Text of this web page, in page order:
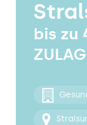
Kontakt
bis zu